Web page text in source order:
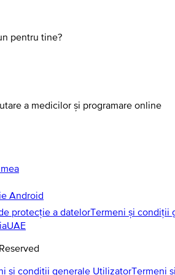
pentru tine?
a medicilor și programare online
Android
protecție a datelorTermeni și condiții
UAE
și condiții generale UtilizatorTermeni